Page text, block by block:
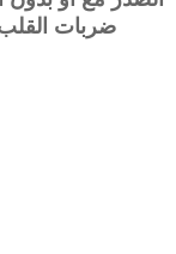
ضربات